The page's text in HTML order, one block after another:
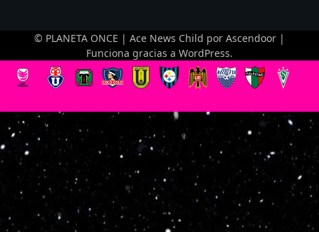
© PLANETA ONCE | Ace News Child por Ascendoor |
Funciona gracias a WordPress.
Optimized by Seraphinite Accelerator
Turns on site high speed to be attractive for people and search engines.